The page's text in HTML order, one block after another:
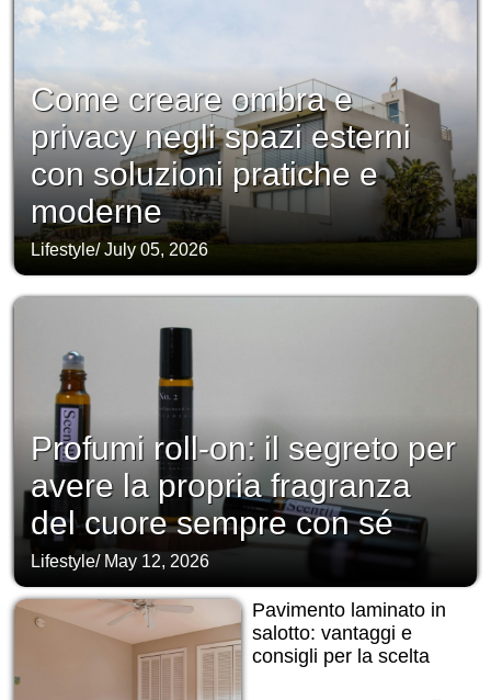
Come creare ombra e
privacy negli spazi esterni
con soluzioni pratiche e
moderne
Lifestyle/July 05, 2026
Profumi roll-on: il segreto per
avere la propria fragranza
del cuore sempre con sé
Lifestyle/ May 12, 2026
Pavimento laminato in
salotto: vantaggi e
consigli per la scelta